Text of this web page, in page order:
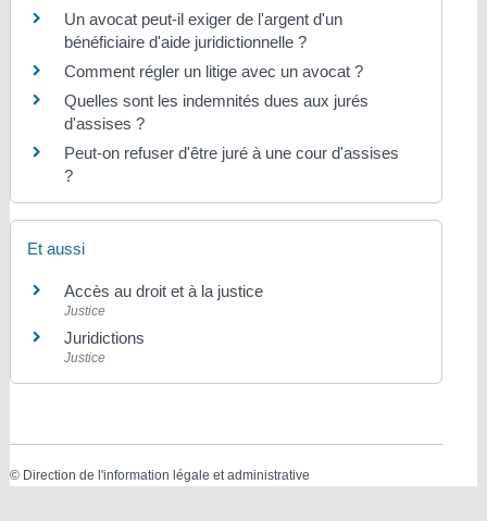
Un avocat peut-il exiger de l'argent d'un
bénéficiaire d'aide juridictionnelle ?
Comment régler un litige avec un avocat ?
Quelles sont les indemnités dues aux jurés
d'assises ?
Peut-on refuser d'être juré à une cour d'assises
?
Et aussi
Accès au droit et à la justice
Justice
Juridictions
Justice
© Direction de l'information légale et administrative